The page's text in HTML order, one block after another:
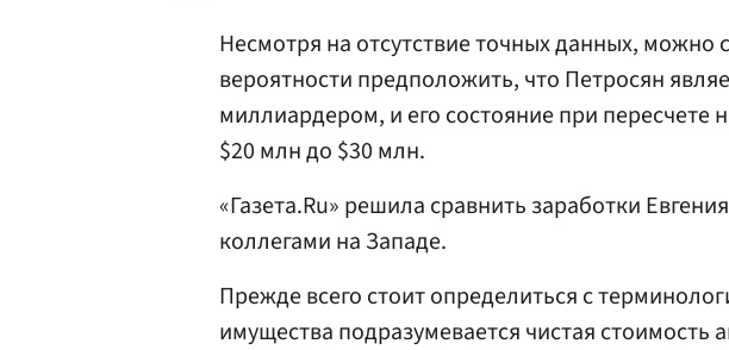
Несмотря на отсутствие точных данных, можно
вероятности предположить, что Петросян
миллиардером, и его состояние при пересчете
$20 млн до $30 млн.
«Газета.Ru» решила сравнить заработки
коллегами на Западе.
Прежде всего стоит определиться с
имущества подразумевается чистая стоимость